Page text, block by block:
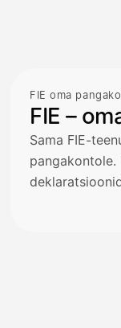
FIE oma
FIE –
Sama FIE-
pangakontole.